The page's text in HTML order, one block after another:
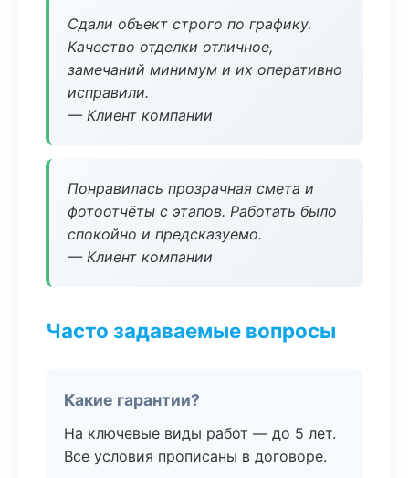
Сдали объект строго по графику.
Качество отделки отличное,
замечаний минимум и их оперативно
исправили.
— Клиент компании
Понравилась прозрачная смета и
фотоотчёты с этапов. Работать было
спокойно и предсказуемо.
— Клиент компании
Часто задаваемые вопросы
Какие гарантии?
На ключевые виды работ — до 5 лет.
Все условия прописаны в договоре.